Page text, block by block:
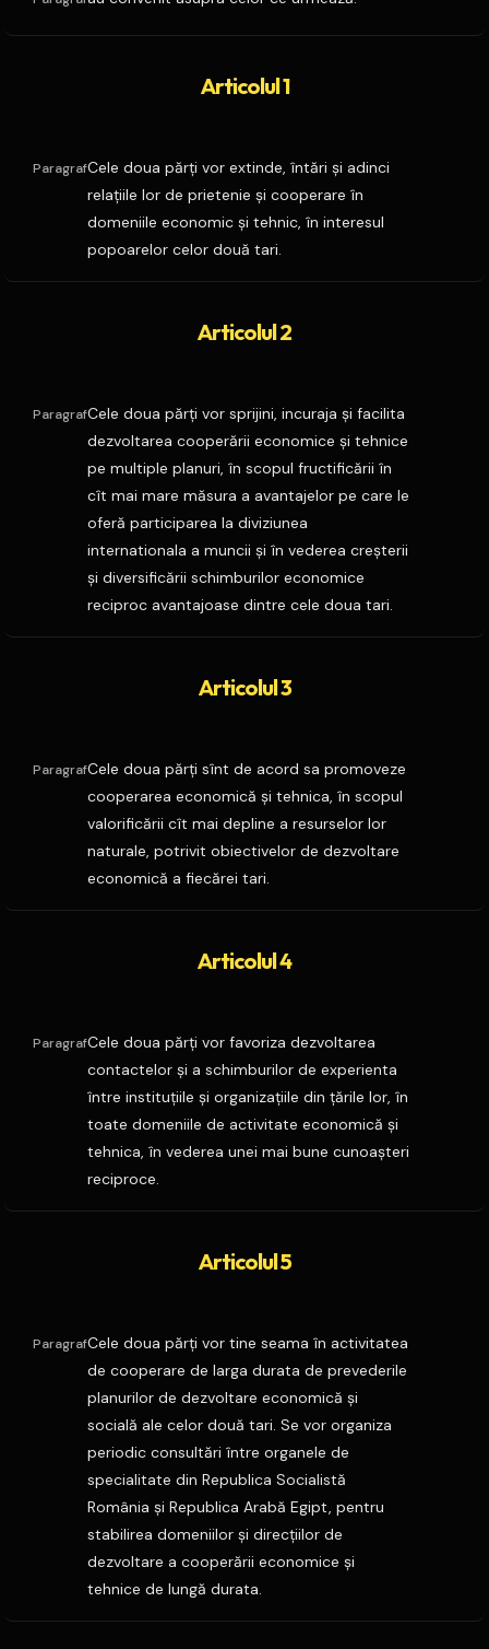
Articolul 1
ParagrafCele doua părţi vor extinde, întări şi adinci
relaţiile lor de prietenie şi cooperare în
domeniile economic şi tehnic, în interesul
popoarelor celor două tari.
Articolul 2
ParagrafCele doua părţi vor sprijini, incuraja şi facilita
dezvoltarea cooperării economice şi tehnice
pe multiple planuri, în scopul fructificării în
cît mai mare măsura a avantajelor pe care le
oferă participarea la diviziunea
internationala a muncii şi în vederea creşterii
şi diversificării schimburilor economice
reciproc avantajoase dintre cele doua tari.
Articolul 3
ParagrafCele doua părţi sînt de acord sa promoveze
cooperarea economică şi tehnica, în scopul
valorificării cît mai depline a resurselor lor
naturale, potrivit obiectivelor de dezvoltare
economică a fiecărei tari.
Articolul 4
ParagrafCele doua părţi vor favoriza dezvoltarea
contactelor şi a schimburilor de experienta
între instituţiile şi organizaţiile din ţările lor, în
toate domeniile de activitate economică şi
tehnica, în vederea unei mai bune cunoaşteri
reciproce.
Articolul 5
ParagrafCele doua părţi vor tine seama în activitatea
de cooperare de larga durata de prevederile
planurilor de dezvoltare economică şi
socială ale celor două tari. Se vor organiza
periodic consultări între organele de
specialitate din Republica Socialistă
România şi Republica Arabă Egipt, pentru
stabilirea domeniilor şi direcţiilor de
dezvoltare a cooperării economice şi
tehnice de lungă durata.